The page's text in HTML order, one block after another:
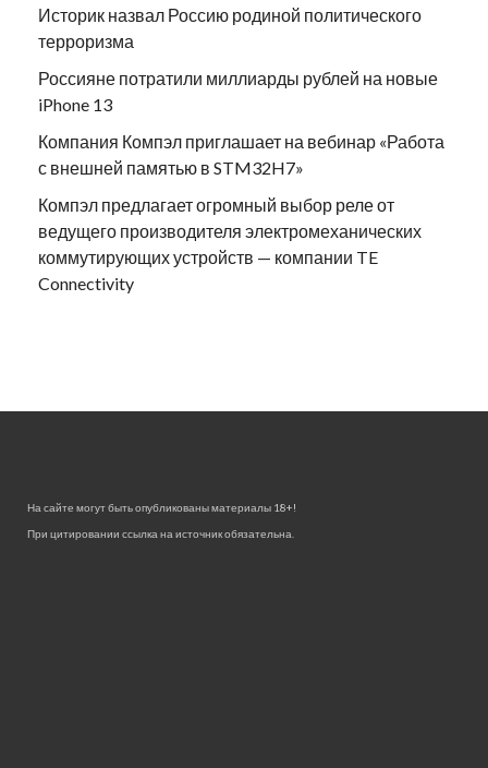
Историк назвал Россию родиной политического
терроризма
Россияне потратили миллиарды рублей на новые
iPhone 13
Компания Компэл приглашает на вебинар «Работа
с внешней памятью в STM32H7»
Компэл предлагает огромный выбор реле от
ведущего производителя электромеханических
коммутирующих устройств — компании TE
Connectivity
На сайте могут быть опубликованы материалы 18+!
При цитировании ссылка на источник обязательна.